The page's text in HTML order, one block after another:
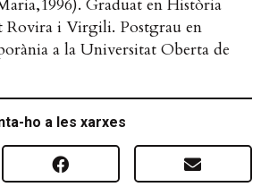
Graduat en Història
Rovira i Virgili. Postgrau en
a la Universitat Oberta de
ho a les xarxes